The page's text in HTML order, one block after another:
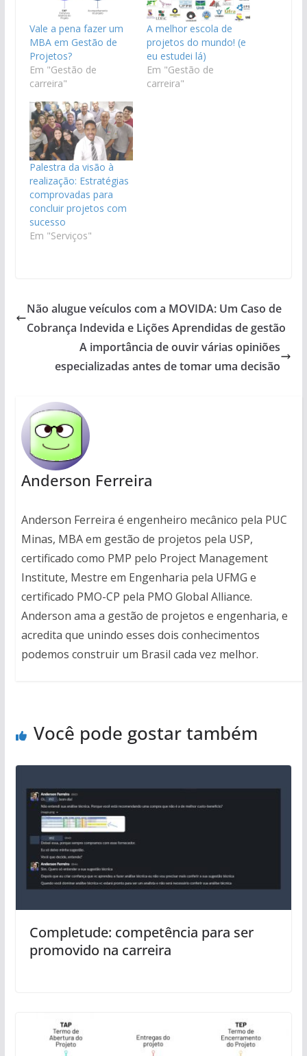
Vale a pena fazer um
MBA em Gestão de
Projetos?
Em "Gestão de
carreira"
A melhor escola de
projetos do mundo! (e
eu estudei lá)
Em "Gestão de
carreira"
Palestra da visão à
realização: Estratégias
comprovadas para
concluir projetos com
sucesso
Em "Serviços"
Não alugue veículos com a MOVIDA: Um Caso de
Cobrança Indevida e Lições Aprendidas de gestão
A importância de ouvir várias opiniões
especializadas antes de tomar uma decisão
Anderson Ferreira
Anderson Ferreira é engenheiro mecânico pela PUC
Minas, MBA em gestão de projetos pela USP,
certificado como PMP pelo Project Management
Institute, Mestre em Engenharia pela UFMG e
certificado PMO-CP pela PMO Global Alliance.
Anderson ama a gestão de projetos e engenharia, e
acredita que unindo esses dois conhecimentos
podemos construir um Brasil cada vez melhor.
Você pode gostar também
Completude: competência para ser
promovido na carreira